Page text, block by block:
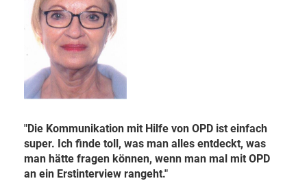
"Die Kommunikation mit Hilfe von OPD ist einfach
super. Ich finde toll, was man alles entdeckt, was
man hätte fragen können, wenn man mal mit OPD
an ein Erstinterview rangeht."